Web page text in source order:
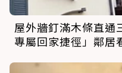
屋外牆釘滿木條直通
專屬回家捷徑」鄰居